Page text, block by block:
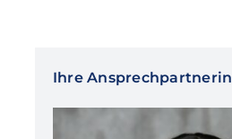
Ihre Ansprechpartnerin